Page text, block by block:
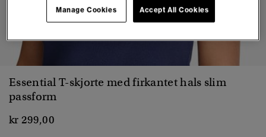
Essential T-skjorte med firkantet hals slim
passform
kr 299,00
Accept All Cookies
Manage Cookies